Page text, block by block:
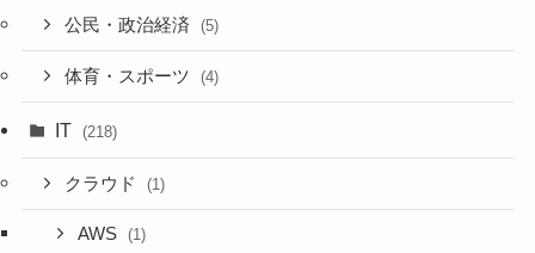
公民・政治経済 (5)
体育・スポーツ (4)
IT (218)
クラウド (1)
AWS (1)